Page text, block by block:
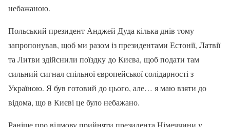
небажаною.
Польський президент Анджей Дуда кілька днів тому
запропонував, щоб ми разом із президентами Естонії, Латвії
та Литви здійснили поїздку до Києва, щоб подати там
сильний сигнал спільної європейської солідарності з
Україною. Я був готовий до цього, але… я маю взяти до
відома, що в Києві це було небажано.
Раніше про відмову прийняти президента Німеччини у